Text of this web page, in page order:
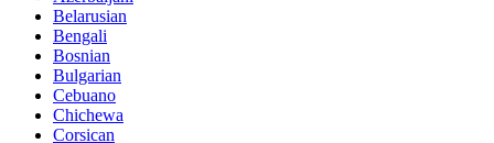
Belarusian
Bengali
Bosnian
Bulgarian
Cebuano
Chichewa
Corsican